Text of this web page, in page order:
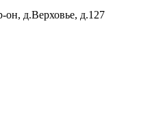
д.Верховье, д.127